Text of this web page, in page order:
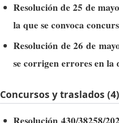
Resolución de 25 de
la que se convoca
Resolución de 26 de
se corrigen errores en la
Concursos y traslados (4)